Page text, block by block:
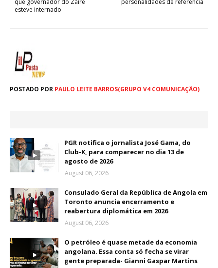
personalidades de referência
que governador do Zaire
esteve internado
POSTADO POR PAULO LEITE BARROS(GRUPO V4 COMUNICAÇÃO)
PGR notifica o jornalista José Gama, do
Club-K, para comparecer no dia 13 de
agosto de 2026
August 06, 2026
Consulado Geral da República de Angola em
Toronto anuncia encerramento e
reabertura diplomática em 2026
August 06, 2026
O petróleo é quase metade da economia
angolana. Essa conta só fecha se virar
gente preparada- Gianni Gaspar Martins